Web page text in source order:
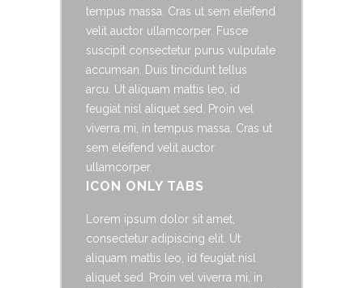
tempus massa. Cras ut sem eleifend
velit auctor ullamcorper. Fusce
suscipit consectetur purus vulputate
accumsan. Duis tincidunt tellus
arcu. Ut aliquam mattis leo, id
feugiat nisl aliquet sed. Proin vel
viverra mi, in tempus massa. Cras ut
sem eleifend velit auctor
ullamcorper.
ICON ONLY TABS
Lorem ipsum dolor sit amet,
consectetur adipiscing elit. Ut
aliquam mattis leo, id feugiat nisl
aliquet sed. Proin vel viverra mi, in